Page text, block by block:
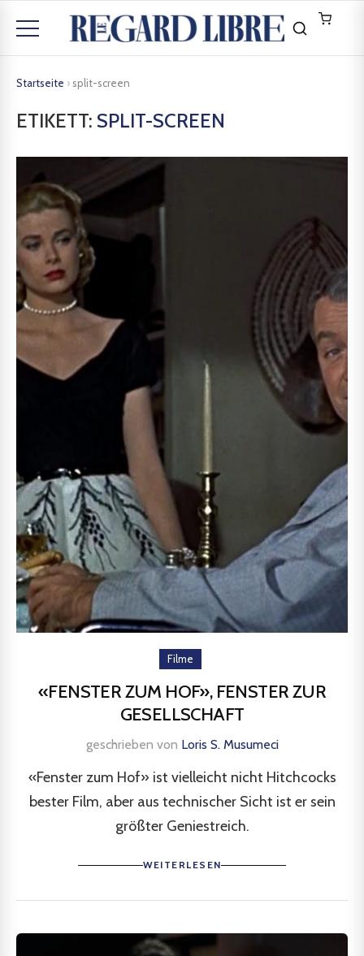
Startseite › split-screen
ETIKETT: SPLIT-SCREEN
Filme
«FENSTER ZUM HOF», FENSTER ZUR
GESELLSCHAFT
geschrieben von Loris S. Musumeci
«Fenster zum Hof» ist vielleicht nicht Hitchcocks
bester Film, aber aus technischer Sicht ist er sein
größter Geniestreich.
WEITERLESEN